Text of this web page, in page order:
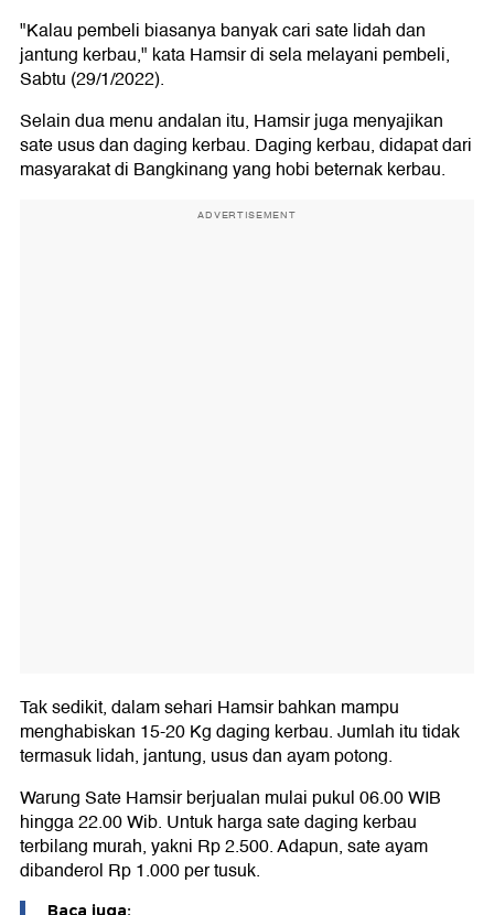
"Kalau pembeli biasanya banyak cari sate lidah dan
jantung kerbau," kata Hamsir di sela melayani pembeli,
Sabtu (29/1/2022).
Selain dua menu andalan itu, Hamsir juga menyajikan
sate usus dan daging kerbau. Daging kerbau, didapat dari
masyarakat di Bangkinang yang hobi beternak kerbau.
ADVERTISEMENT
Tak sedikit, dalam sehari Hamsir bahkan mampu
menghabiskan 15-20 Kg daging kerbau. Jumlah itu tidak
termasuk lidah, jantung, usus dan ayam potong.
Warung Sate Hamsir berjualan mulai pukul 06.00 WIB
hingga 22.00 Wib. Untuk harga sate daging kerbau
terbilang murah, yakni Rp 2.500. Adapun, sate ayam
dibanderol Rp 1.000 per tusuk.
Baca juga: